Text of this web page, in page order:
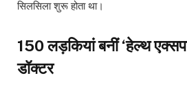
सिलसिला शुरू होता था।
150 लड़कियां बनीं ‘हेल्थ
डॉक्टर